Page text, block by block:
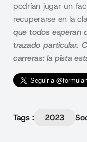
podrían jugar un
recuperarse en la
que todos esperan
trazado particular.
carreras: la pista
Tags : 2023